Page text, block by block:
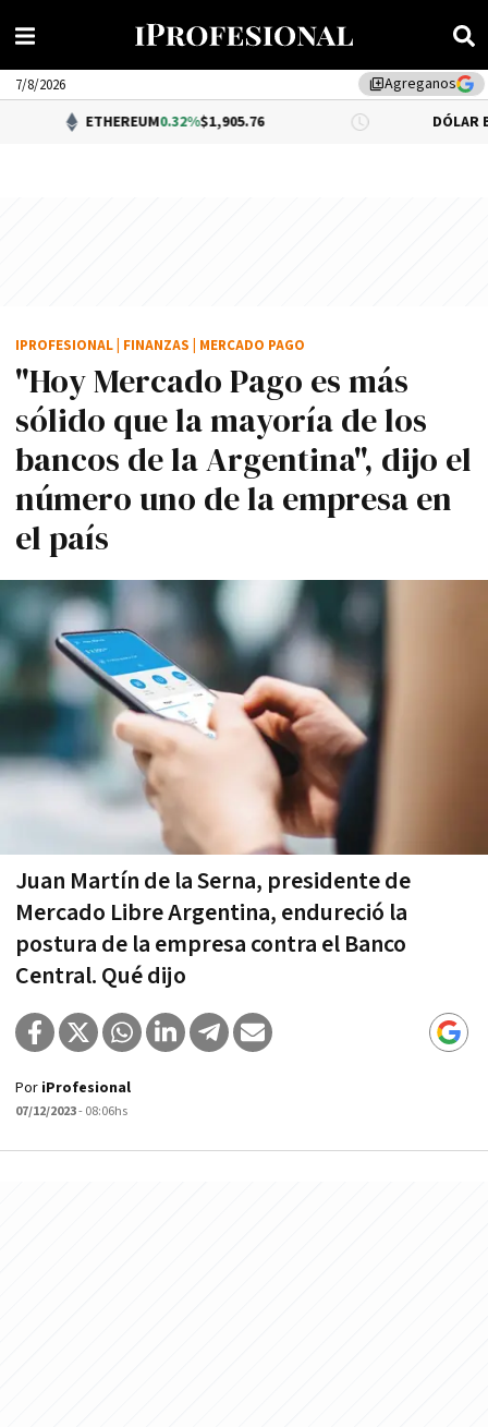
library_addAgreganos
7/8/2026
0.32%$1,905.76 DÓLAR BNA $1,520.00
"Hoy Mercado Pago es más
sólido que la mayoría de los
bancos de la Argentina", dijo el
número uno de la empresa en
el país
Juan Martín de la Serna, presidente de
Mercado Libre Argentina, endureció la
postura de la empresa contra el Banco
Central. Qué dijo
IPROFESIONAL FINANZAS MERCADO PAGO
Por iProfesional
07/12/2023- 08:06hs